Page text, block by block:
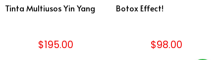
Tinta Multiusos Yin Yang
$195.00
Botox Effect!
$98.00